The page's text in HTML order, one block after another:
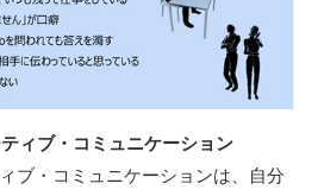
ィブ・コミュニケーション
ブ・コミュニケーションは、自分